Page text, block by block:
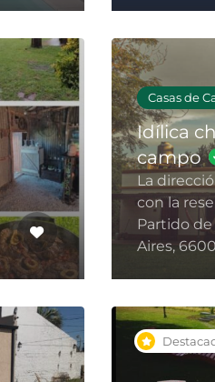
Casas de
Idílica
campo
La
con la
Partido
Aires,